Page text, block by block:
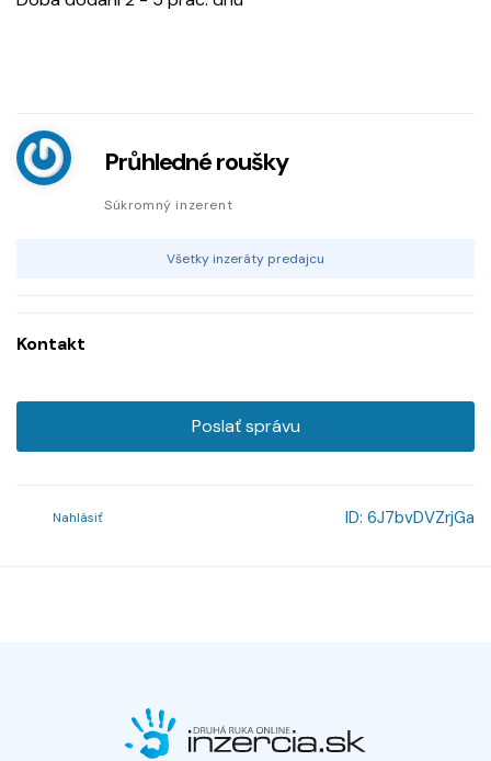
Průhledné roušky
Súkromný inzerent
Všetky inzeráty predajcu
Kontakt
Poslať správu
Nahlásiť ID: 6J7bvDVZrjGa